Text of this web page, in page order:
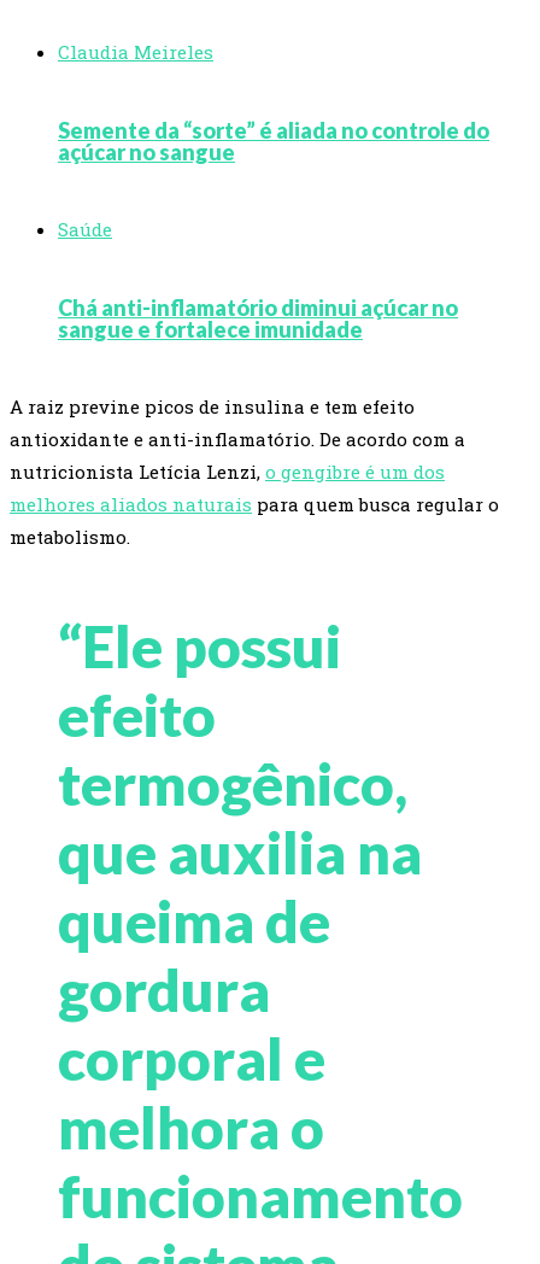
Claudia Meireles
Semente da “sorte” é aliada no controle do
açúcar no sangue
Saúde
Chá anti-inflamatório diminui açúcar no
sangue e fortalece imunidade
A raiz previne picos de insulina e tem efeito
antioxidante e anti-inflamatório. De acordo com a
nutricionista Letícia Lenzi, o gengibre é um dos
melhores aliados naturais para quem busca regular o
metabolismo.
“Ele possui
efeito
termogênico,
que auxilia na
queima de
gordura
corporal e
melhora o
funcionamento